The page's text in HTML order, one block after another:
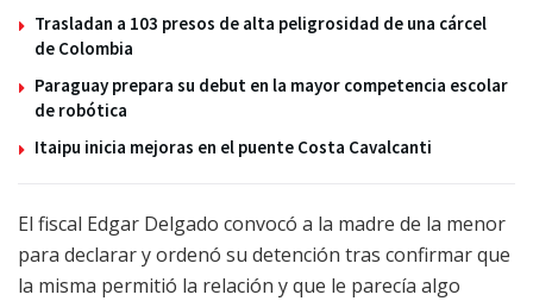
Trasladan a 103 presos de alta peligrosidad de una cárcel
de Colombia
Paraguay prepara su debut en la mayor competencia escolar
de robótica
Itaipu inicia mejoras en el puente Costa Cavalcanti
El fiscal Edgar Delgado convocó a la madre de la menor
para declarar y ordenó su detención tras confirmar que
la misma permitió la relación y que le parecía algo